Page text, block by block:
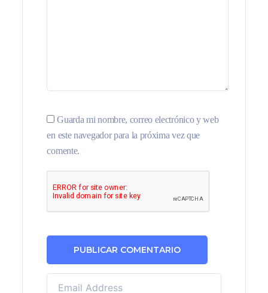
Guarda mi nombre, correo electrónico y web
en este navegador para la próxima vez que
comente.